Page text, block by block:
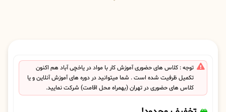
توجه : کلاس های حضوری آموزش کار با مواد در یاخچی آباد هم اکنون
تکمیل ظرفیت شده است . شما میتوانید در دوره های آموزش آنلاین و یا
کلاس های حضوری در تهران (بهمراه محل اقامت) شرکت نمایید.